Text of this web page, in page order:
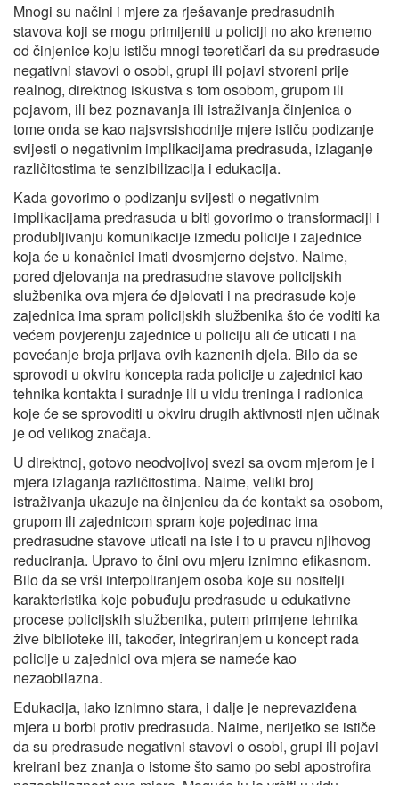
Mnogi su načini i mjere za rješavanje predrasudnih
stavova koji se mogu primijeniti u policiji no ako krenemo
od činjenice koju ističu mnogi teoretičari da su predrasude
negativni stavovi o osobi, grupi ili pojavi stvoreni prije
realnog, direktnog iskustva s tom osobom, grupom ili
pojavom, ili bez poznavanja ili istraživanja činjenica o
tome onda se kao najsvrsishodnije mjere ističu podizanje
svijesti o negativnim implikacijama predrasuda, izlaganje
različitostima te senzibilizacija i edukacija.
Kada govorimo o podizanju svijesti o negativnim
implikacijama predrasuda u biti govorimo o transformaciji i
produbljivanju komunikacije između policije i zajednice
koja će u konačnici imati dvosmjerno dejstvo. Naime,
pored djelovanja na predrasudne stavove policijskih
službenika ova mjera će djelovati i na predrasude koje
zajednica ima spram policijskih službenika što će voditi ka
većem povjerenju zajednice u policiju ali će uticati i na
povećanje broja prijava ovih kaznenih djela. Bilo da se
sprovodi u okviru koncepta rada policije u zajednici kao
tehnika kontakta i suradnje ili u vidu treninga i radionica
koje će se sprovoditi u okviru drugih aktivnosti njen učinak
je od velikog značaja.
U direktnoj, gotovo neodvojivoj svezi sa ovom mjerom je i
mjera izlaganja različitostima. Naime, veliki broj
istraživanja ukazuje na činjenicu da će kontakt sa osobom,
grupom ili zajednicom spram koje pojedinac ima
predrasudne stavove uticati na iste i to u pravcu njihovog
reduciranja. Upravo to čini ovu mjeru iznimno efikasnom.
Bilo da se vrši interpoliranjem osoba koje su nositelji
karakteristika koje pobuđuju predrasude u edukativne
procese policijskih službenika, putem primjene tehnika
žive biblioteke ili, također, integriranjem u koncept rada
policije u zajednici ova mjera se nameće kao
nezaobilazna.
Edukacija, iako iznimno stara, i dalje je neprevaziđena
mjera u borbi protiv predrasuda. Naime, nerijetko se ističe
da su predrasude negativni stavovi o osobi, grupi ili pojavi
kreirani bez znanja o istome što samo po sebi apostrofira